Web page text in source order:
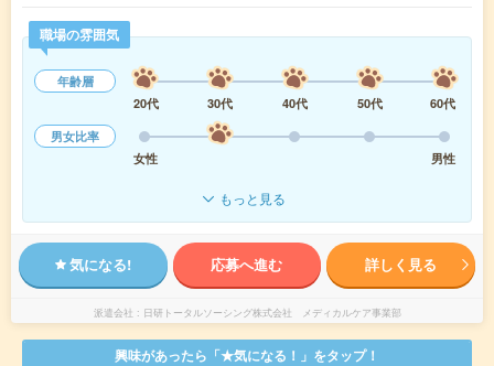
職場の雰囲気
年齢層
20代
30代 40代 50代
60代
男女比率
女性
男性
もっと見る
気になる! 応募へ進む 詳しく見る
派遣会社 日研トータルソーシング株式会社 メディカルケア事業部
興味があったら「★気になる！」をタップ！